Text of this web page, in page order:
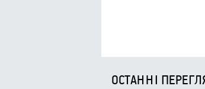
ОСТАННІ